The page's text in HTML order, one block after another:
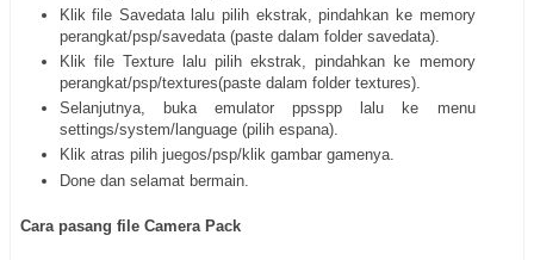
Klik file Savedata lalu pilih ekstrak, pindahkan ke memory
perangkat/psp/savedata (paste dalam folder savedata).
Klik file Texture lalu pilih ekstrak, pindahkan ke memory
perangkat/psp/textures(paste dalam folder textures).
Selanjutnya, buka emulator ppsspp lalu ke menu
settings/system/language (pilih espana).
Klik atras pilih juegos/psp/klik gambar gamenya.
Done dan selamat bermain.
Cara pasang file Camera Pack